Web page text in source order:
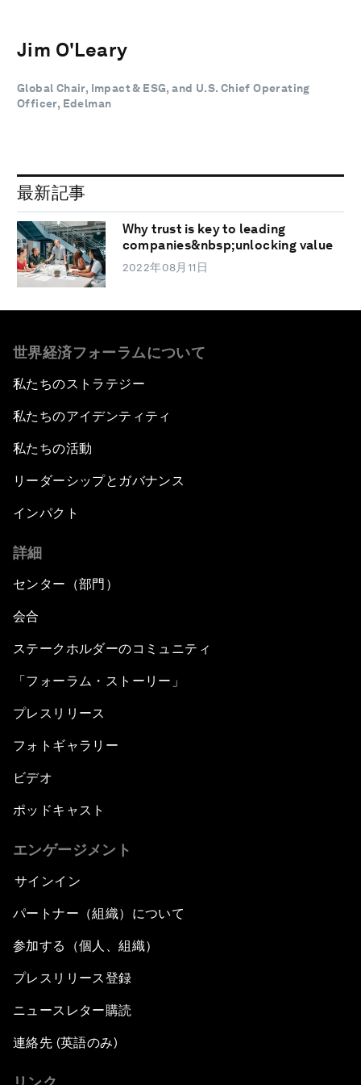
Jim O'Leary
Global Chair, Impact & ESG, and U.S. Chief Operating
Officer, Edelman
最新記事
Why trust is key to leading
companies&nbsp;unlocking value
2022年08月11日
世界経済フォーラムについて
私たちのストラテジー
私たちのアイデンティティ
私たちの活動
リーダーシップとガバナンス
インパクト
詳細
センター（部門）
会合
ステークホルダーのコミュニティ
「フォーラム・ストーリー」
プレスリリース
フォトギャラリー
ビデオ
ポッドキャスト
エンゲージメント
サインイン
パートナー（組織）について
参加する（個人、組織）
プレスリリース登録
ニュースレター購読
連絡先 (英語のみ)